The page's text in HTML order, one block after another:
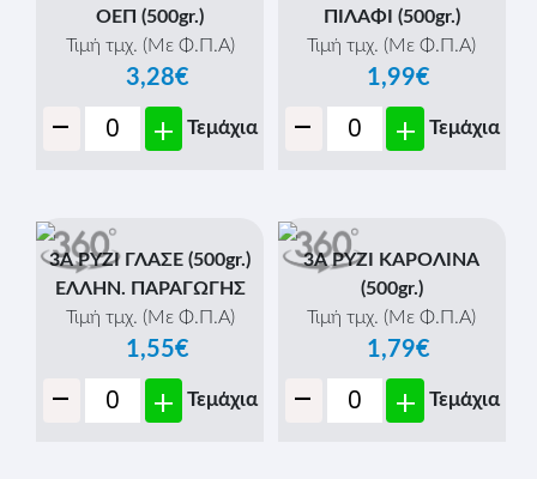
ΟΕΠ (500gr.)
Τιμή τμχ. (Με Φ.Π.Α)
3,28€
- + Τεμάχια
ΠΙΛΑΦΙ (500gr.)
Τιμή τμχ. (Με Φ.Π.Α)
1,99€
- + Τεμάχια
3Α ΡΥΖΙ ΓΛΑΣΕ (500gr.)
ΕΛΛΗΝ. ΠΑΡΑΓΩΓΗΣ
Τιμή τμχ. (Με Φ.Π.Α)
1,55€
- + Τεμάχια
3Α ΡΥΖΙ ΚΑΡΟΛΙΝΑ
(500gr.)
Τιμή τμχ. (Με Φ.Π.Α)
1,79€
- + Τεμάχια